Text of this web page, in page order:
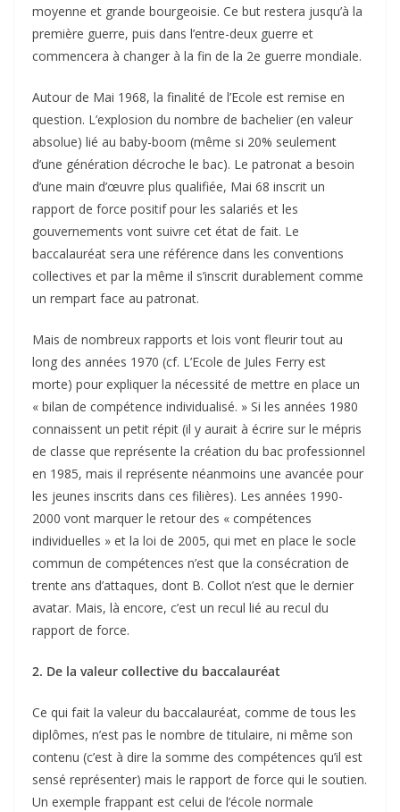
moyenne et grande bourgeoisie. Ce but restera jusqu’à la
première guerre, puis dans l’entre-deux guerre et
commencera à changer à la fin de la 2e guerre mondiale.
Autour de Mai 1968, la finalité de l’Ecole est remise en
question. L’explosion du nombre de bachelier (en valeur
absolue) lié au baby-boom (même si 20% seulement
d’une génération décroche le bac). Le patronat a besoin
d’une main d’œuvre plus qualifiée, Mai 68 inscrit un
rapport de force positif pour les salariés et les
gouvernements vont suivre cet état de fait. Le
baccalauréat sera une référence dans les conventions
collectives et par la même il s’inscrit durablement comme
un rempart face au patronat.
Mais de nombreux rapports et lois vont fleurir tout au
long des années 1970 (cf. L’Ecole de Jules Ferry est
morte) pour expliquer la nécessité de mettre en place un
« bilan de compétence individualisé. » Si les années 1980
connaissent un petit répit (il y aurait à écrire sur le mépris
de classe que représente la création du bac professionnel
en 1985, mais il représente néanmoins une avancée pour
les jeunes inscrits dans ces filières). Les années 1990-
2000 vont marquer le retour des « compétences
individuelles » et la loi de 2005, qui met en place le socle
commun de compétences n’est que la consécration de
trente ans d’attaques, dont B. Collot n’est que le dernier
avatar. Mais, là encore, c’est un recul lié au recul du
rapport de force.
2. De la valeur collective du baccalauréat
Ce qui fait la valeur du baccalauréat, comme de tous les
diplômes, n’est pas le nombre de titulaire, ni même son
contenu (c’est à dire la somme des compétences qu’il est
sensé représenter) mais le rapport de force qui le soutien.
Un exemple frappant est celui de l’école normale